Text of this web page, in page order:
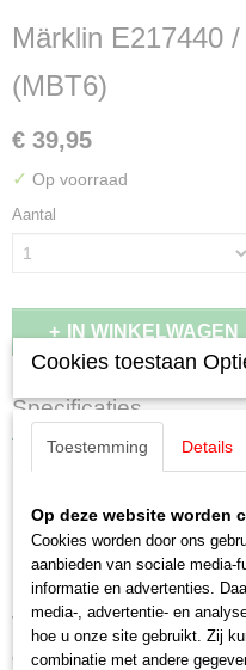
Märklin E217440
(MBT6)
€ 39,95
✓ Op voorraad
Aantal
IN WINKELWAGEN
Specificaties
Productcode leverancier
E217440
Schaal
H0 (1:87)
Staat
Gebruikt
Omschrijving
Märklin E217440
Motordraaistel
voor oa 3050
ongebruikt
Cookies toestaan
Toestemming Details
Op deze website worden
Cookies worden door ons
aanbieden van sociale media-
informatie en advertenties.
media-, advertentie- en
hoe u onze site gebruikt. Zij
combinatie met andere